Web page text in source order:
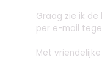
Graag zie ik
per e-mail
Met